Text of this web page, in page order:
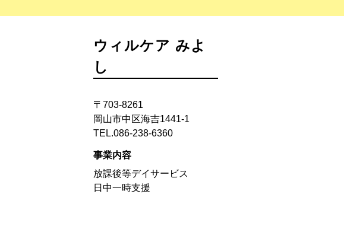
ウィルケア みよ
し
〒703-8261
岡山市中区海吉1441-1
TEL.086-238-6360
事業内容
放課後等デイサービス
日中一時支援